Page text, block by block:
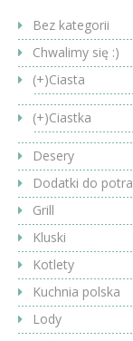
Bez kategorii
Chwalimy się :)
(+)Ciasta
(+)Ciastka
Desery
Dodatki do
Grill
Kluski
Kotlety
Kuchnia polska
Lody